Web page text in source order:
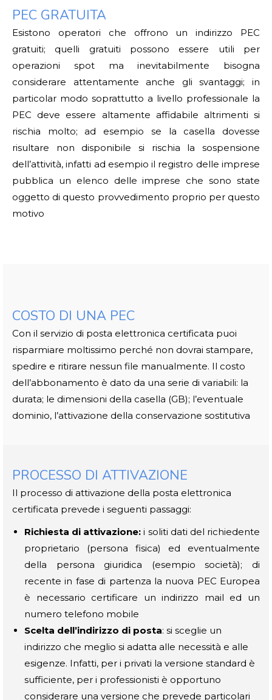
PEC GRATUITA
Esistono operatori che offrono un indirizzo PEC
gratuiti; quelli gratuiti possono essere utili per
operazioni spot ma inevitabilmente bisogna
considerare attentamente anche gli svantaggi; in
particolar modo soprattutto a livello professionale la
PEC deve essere altamente affidabile altrimenti si
rischia molto; ad esempio se la casella dovesse
risultare non disponibile si rischia la sospensione
dell’attività, infatti ad esempio il registro delle imprese
pubblica un elenco delle imprese che sono state
oggetto di questo provvedimento proprio per questo
motivo
COSTO DI UNA PEC
Con il servizio di posta elettronica certificata puoi
risparmiare moltissimo perché non dovrai stampare,
spedire e ritirare nessun file manualmente. Il costo
dell’abbonamento è dato da una serie di variabili: la
durata; le dimensioni della casella (GB); l’eventuale
dominio, l’attivazione della conservazione sostitutiva
PROCESSO DI ATTIVAZIONE
Il processo di attivazione della posta elettronica
certificata prevede i seguenti passaggi:
Richiesta di attivazione: i soliti dati del richiedente
proprietario (persona fisica) ed eventualmente
della persona giuridica (esempio società); di
recente in fase di partenza la nuova PEC Europea
è necessario certificare un indirizzo mail ed un
numero telefono mobile
Scelta dell’indirizzo di posta: si sceglie un
indirizzo che meglio si adatta alle necessità e alle
esigenze. Infatti, per i privati la versione standard è
sufficiente, per i professionisti è opportuno
considerare una versione che prevede particolari